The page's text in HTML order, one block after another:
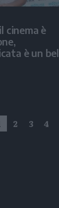
cinema è
è un bel
2 3 4